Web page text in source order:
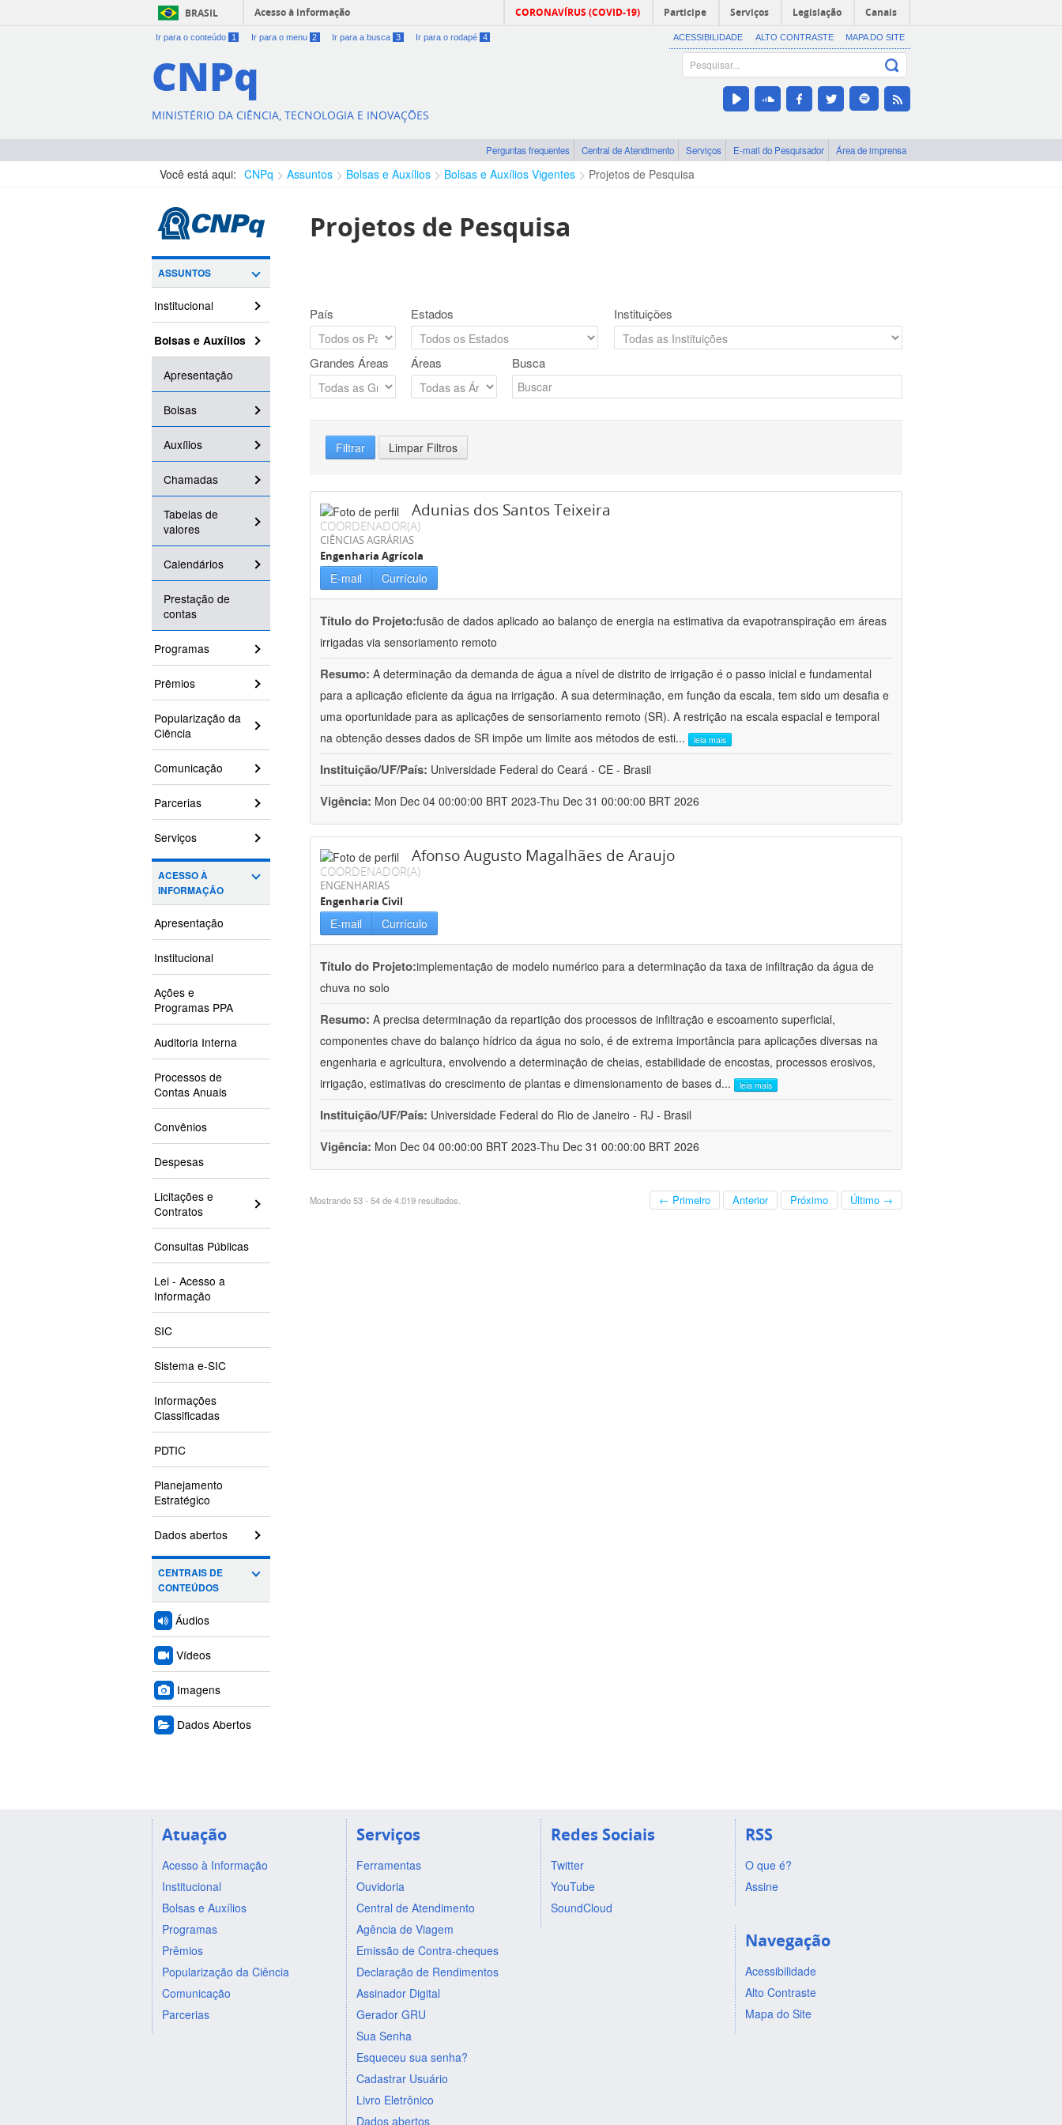
BRASIL Acesso à informação CORONAVÍRUS (COVID-19) Participe Serviços Legislação Canais
Ir para o conteúdo 1 Ir para o menu 2 Ir para a busca 3 Ir para o rodapé 4 ACESSIBILIDADE ALTO CONTRASTE MAPA DO SITE
CNPq
MINISTÉRIO DA CIÊNCIA, TECNOLOGIA E INOVAÇÕES
Perguntas frequentes Central de Atendimento Serviços E-mail do Pesquisador Área de imprensa
Você está aqui: CNPq Assuntos Bolsas e Auxílios Bolsas e Auxílios Vigentes Projetos de Pesquisa
ASSUNTOS
Institucional
Bolsas e Auxílios
Apresentação
Bolsas
Auxílios
Chamadas
Tabelas de
valores
Calendários
Prestação de
contas
Programas
Prêmios
Popularização da
Ciência
Comunicação
Parcerias
Serviços
ACESSO À
INFORMAÇÃO
Apresentação
Institucional
Ações e
Programas PPA
Auditoria Interna
Processos de
Contas Anuais
Convênios
Despesas
Licitações e
Contratos
Consultas Públicas
Lei - Acesso a
Informação
SIC
Sistema e-SIC
Informações
Classificadas
PDTIC
Planejamento
Estratégico
Dados abertos
CENTRAIS DE
CONTEÚDOS
Áudios
Vídeos
Imagens
Dados Abertos
Projetos de Pesquisa
País Estados Instituições
Grandes Áreas Áreas Busca
Filtrar Limpar Filtros
Adunias dos Santos Teixeira
COORDENADOR(A)
CIÊNCIAS AGRÁRIAS
Engenharia Agrícola
E-mail Currículo
Título do Projeto:fusão de dados aplicado ao balanço de energia na estimativa da evapotranspiração em áreas
irrigadas via sensoriamento remoto
Resumo: A determinação da demanda de água a nível de distrito de irrigação é o passo inicial e fundamental
para a aplicação eficiente da água na irrigação. A sua determinação, em função da escala, tem sido um desafia e
uma oportunidade para as aplicações de sensoriamento remoto (SR). A restrição na escala espacial e temporal
na obtenção desses dados de SR impõe um limite aos métodos de esti... leia mais
Instituição/UF/País: Universidade Federal do Ceará - CE - Brasil
Vigência: Mon Dec 04 00:00:00 BRT 2023-Thu Dec 31 00:00:00 BRT 2026
Afonso Augusto Magalhães de Araujo
COORDENADOR(A)
ENGENHARIAS
Engenharia Civil
E-mail Currículo
Título do Projeto:implementação de modelo numérico para a determinação da taxa de infiltração da água de
chuva no solo
Resumo: A precisa determinação da repartição dos processos de infiltração e escoamento superficial,
componentes chave do balanço hídrico da água no solo, é de extrema importância para aplicações diversas na
engenharia e agricultura, envolvendo a determinação de cheias, estabilidade de encostas, processos erosivos,
irrigação, estimativas do crescimento de plantas e dimensionamento de bases d... leia mais
Instituição/UF/País: Universidade Federal do Rio de Janeiro - RJ - Brasil
Vigência: Mon Dec 04 00:00:00 BRT 2023-Thu Dec 31 00:00:00 BRT 2026
Mostrando 53 - 54 de 4.019 resultados. ← Primeiro Anterior Próximo Último →
Atuação
Acesso à Informação
Institucional
Bolsas e Auxílios
Programas
Prêmios
Popularização da Ciência
Comunicação
Parcerias
Serviços
Ferramentas
Ouvidoria
Central de Atendimento
Agência de Viagem
Emissão de Contra-cheques
Declaração de Rendimentos
Assinador Digital
Gerador GRU
Sua Senha
Esqueceu sua senha?
Cadastrar Usuário
Livro Eletrônico
Dados abertos
Redes Sociais
Twitter
YouTube
SoundCloud
RSS
O que é?
Assine
Navegação
Acessibilidade
Alto Contraste
Mapa do Site